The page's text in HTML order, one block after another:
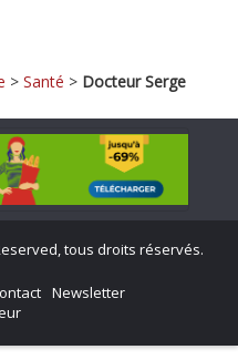
>Santé > Docteur Serge
tous droits réservés.
Newsletter